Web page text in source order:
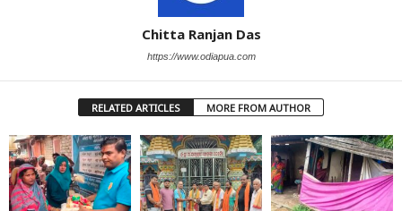
Chitta Ranjan Das
https://www.odiapua.com
RELATED ARTICLES MORE FROM AUTHOR